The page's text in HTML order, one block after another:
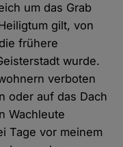
um das Grab
gilt, von
frühere
wurde.
verboten
oder auf das Dach
Wachleute
Tage vor meinem